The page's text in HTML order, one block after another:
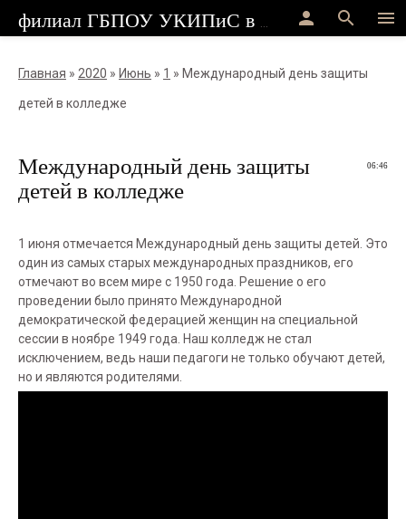
menu
search
person
Главная » 2020 » Июнь » 1 » Международный день защиты
детей в колледже
06:46
Международный день защиты
детей в колледже
1 июня отмечается Международный день защиты детей. Это
один из самых старых международных праздников, его
отмечают во всем мире с 1950 года. Решение о его
проведении было принято Международной
демократической федерацией женщин на специальной
сессии в ноябре 1949 года. Наш колледж не стал
исключением, ведь наши педагоги не только обучают детей,
но и являются родителями.